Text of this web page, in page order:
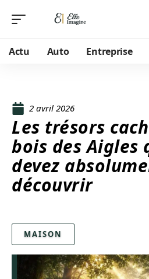
Actu Auto Entreprise
2 avril 2026
Les trésors
bois des Aigles
devez
découvrir
MAISON